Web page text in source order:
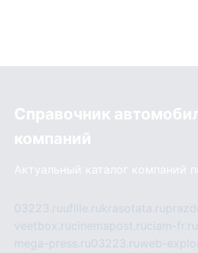
Справочник
компаний
Актуальный каталог компаний
03223.ruufille.rukrasotata.ru
veetbox.rucinemapost.ruciam-fr.ru
mega-press.ru03223.ruweb-